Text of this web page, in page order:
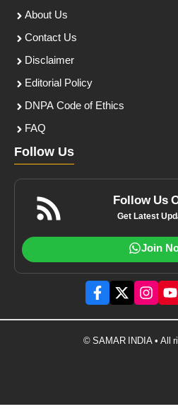
About Us
Contact Us
Disclaimer
Editorial Policy
DNPA Code of Ethics
FAQ
Follow Us
Follow Us
Get Latest
Join
© SAMAR INDIA • All